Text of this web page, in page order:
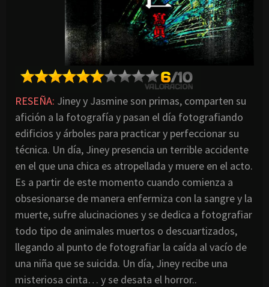
RESEÑA: Jiney y Jasmine son primas, comparten su
afición a la fotografía y pasan el día fotografiando
edificios y árboles para practicar y perfeccionar su
técnica. Un día, Jiney presencia un terrible accidente
en el que una chica es atropellada y muere en el acto.
Es a partir de este momento cuando comienza a
obsesionarse de manera enfermiza con la sangre y la
muerte, sufre alucinaciones y se dedica a fotografiar
todo tipo de animales muertos o descuartizados,
llegando al punto de fotografiar la caída al vacío de
una niña que se suicida. Un día, Jiney recibe una
misteriosa cinta… y se desata el horror..